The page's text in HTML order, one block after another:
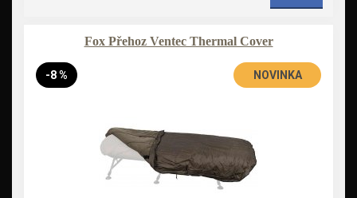
Fox Přehoz Ventec Thermal Cover
-8 % NOVINKA